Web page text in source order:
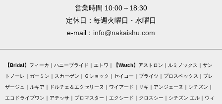
営業時間 10:00～18:30
定休日：毎週火曜日・水曜日
e-mail： info@nakaishu.com
Bridal フィーカ ハニーブライド エトワ Watch アストロン ルミノックス
サン
トノーレ
ガーミン スカーゲン Ｇショック セイコー ブライツ プロスペックス
プレ
ザージュ
ルキア ドルチェ＆エクセリーヌ ワイアード リキ アンジェーヌ
シチズン
エコドライブワン
アテッサ プロマスター エクシード クロスシー シチズン エル
ウィ